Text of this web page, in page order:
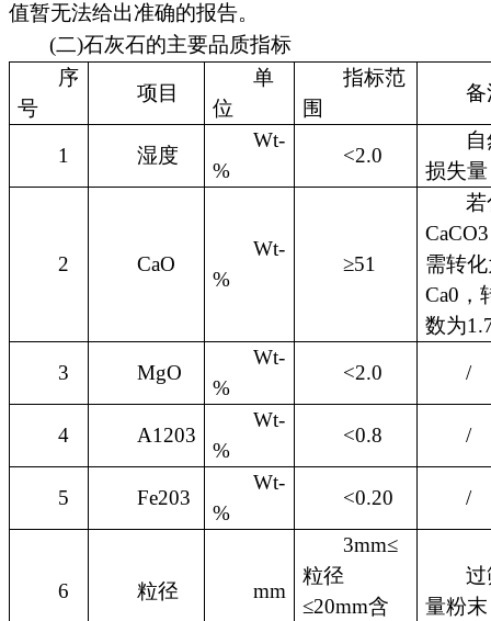
值暂无法给出准确的报告。
(二)石灰石的主要品质指标
序
号
项目
单
位
指标范
围
备
1 湿度
Wt-
%
<2.0
损失量
2 CaO
Wt-
%
≥51
若
需转
Ca0，
数为
3 MgO
Wt-
%
<2.0 /
4 A1203
Wt-
%
<0.8 /
5 Fe203
Wt-
%
<0.20 /
6 粒径 mm
3mm≤
粒径
≤20mm含
过
量粉末